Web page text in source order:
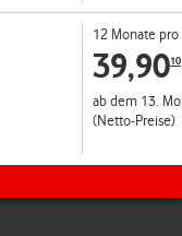
12 Monate
39,9010
ab dem 13.
(Netto-Preise)